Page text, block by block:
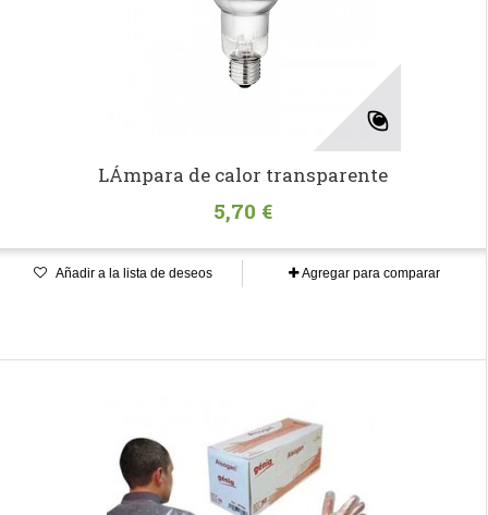
LÁmpara de calor transparente
5,70 €
Añadir a la lista de deseos Agregar para comparar